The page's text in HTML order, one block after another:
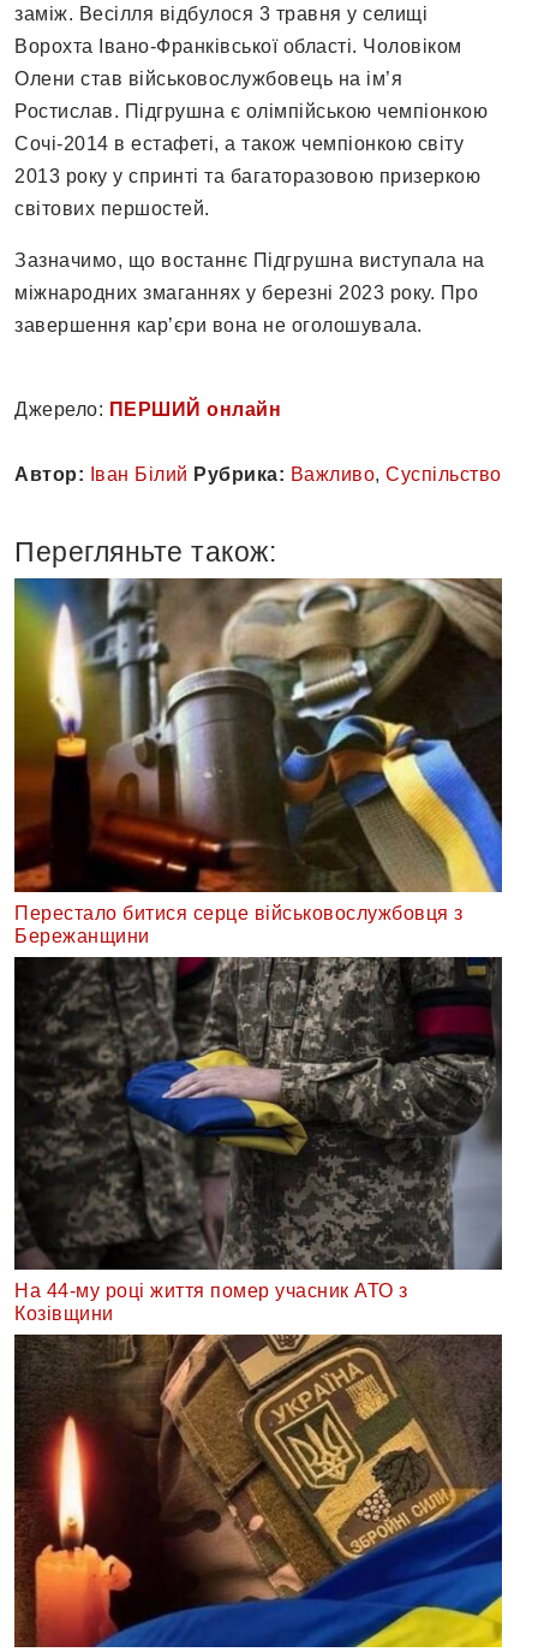
заміж. Весілля відбулося 3 травня у селищі
Ворохта Івано-Франківської області. Чоловіком
Олени став військовослужбовець на ім’я
Ростислав. Підгрушна є олімпійською чемпіонкою
Сочі-2014 в естафеті, а також чемпіонкою світу
2013 року у спринті та багаторазовою призеркою
світових першостей.
Зазначимо, що востаннє Підгрушна виступала на
міжнародних змаганнях у березні 2023 року. Про
завершення кар’єри вона не оголошувала.
Джерело: ПЕРШИЙ онлайн
Автор: Іван Білий Рубрика: Важливо, Суспільство
Перегляньте також:
Перестало битися серце військовослужбовця з
Бережанщини
На 44-му році життя помер учасник АТО з
Козівщини